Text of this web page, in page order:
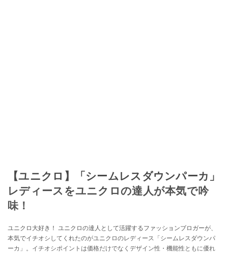
【ユニクロ】「シームレスダウンパーカ」
レディースをユニクロの達人が本気で吟
味！
ユニクロ大好き！ ユニクロの達人として活躍するファッションブロガーが、
本気でイチオシしてくれたのがユニクロのレディース「シームレスダウンパ
ーカ」。イチオシポイントは価格だけでなくデザイン性・機能性ともに優れ